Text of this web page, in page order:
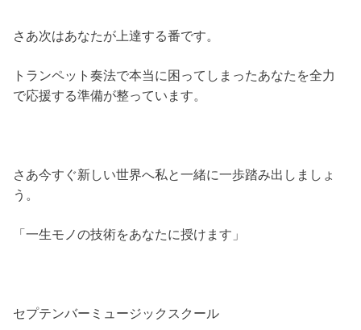
さあ次はあなたが上達する番です。
トランペット奏法で本当に困ってしまったあなたを全力
で応援する準備が整っています。
さあ今すぐ新しい世界へ私と一緒に一歩踏み出しましょ
う。
「一生モノの技術をあなたに授けます」
セプテンバーミュージックスクール